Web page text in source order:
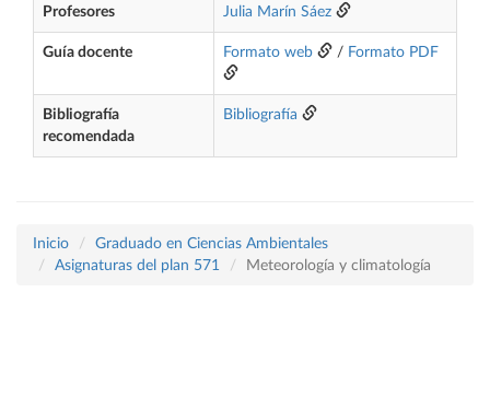
Profesores Julia Marín Sáez
Guía docente Formato web / Formato PDF
Bibliografía
recomendada
Bibliografía
Inicio
Graduado en Ciencias Ambientales
Asignaturas del plan 571
Meteorología y climatología